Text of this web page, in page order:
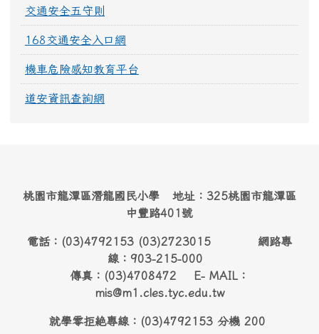
交通安全五守則
168交通安全入口網
機車危險感知教育平台
道安資訊查詢網
桃園市龍潭區潛龍國民小學 地址：325桃園市龍潭區
中豐路401號
電話：(03)4792153 (03)2723015 網路專
線：903-215-000
傳真：(03)4708472 E- MAIL：
mis@m1.cles.tyc.edu.tw
就學零拒絶專線：(03)4792153 分機 200